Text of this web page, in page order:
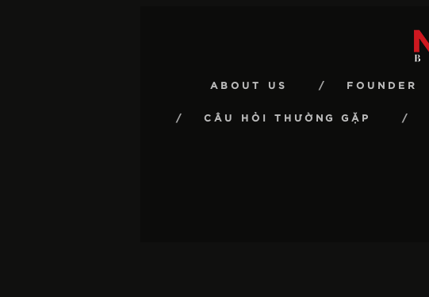
ABOUT US FOUNDER
CÂU HỎI THƯỜNG GẶP